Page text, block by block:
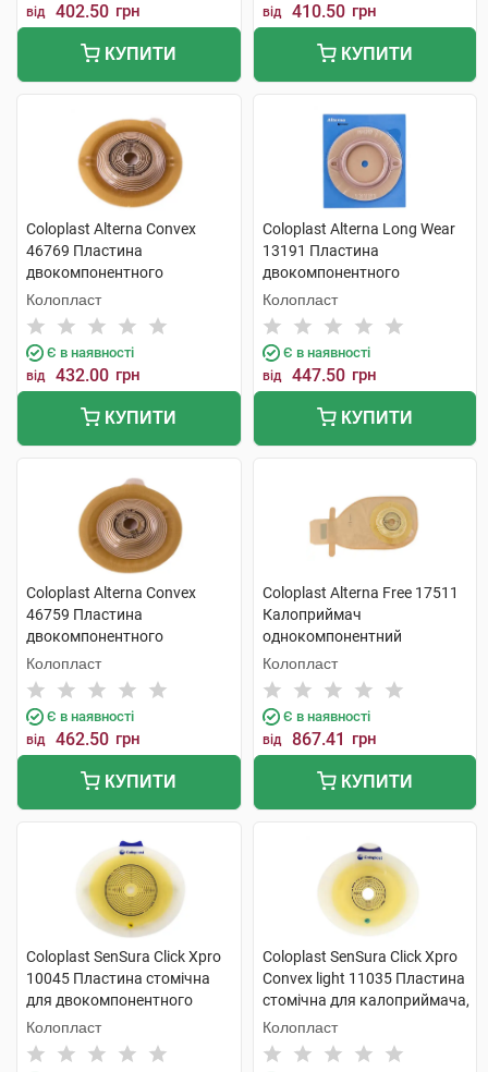
від 402.50 грн
КУПИТИ
від 410.50 грн
КУПИТИ
Coloplast Alterna Convex
46769 Пластина
двокомпонентного
калоприймача фланець-60
мм 15x43 мм 4 шт
Колопласт
Є в наявності
від 432.00 грн
КУПИТИ
Coloplast Alterna Long Wear
13191 Пластина
двокомпонентного
калоприймача фланець-60
мм 10x55 мм 5 шт
Колопласт
Є в наявності
від 447.50 грн
КУПИТИ
Coloplast Alterna Convex
46759 Пластина
двокомпонентного
калоприймача фланець-50
мм 15x33 мм 4 шт
Колопласт
Є в наявності
від 462.50 грн
КУПИТИ
Coloplast Alterna Free 17511
Калоприймач
однокомпонентний
відкритий 15-43 мм 10 шт
Колопласт
Є в наявності
від 867.41 грн
КУПИТИ
Coloplast SenSura Click Xpro
10045 Пластина стомічна
для двокомпонентного
калоприймача фланець 70
мм, отвір 15-53 мм 5 шт
Колопласт
Coloplast SenSura Click Xpro
Convex light 11035 Пластина
стомічна для калоприймача,
фланець 60 мм, отвір 15-43
мм 5 шт
Колопласт